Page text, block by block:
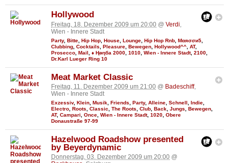
Hollywood
Freitag, 18. Dezember 2009 um 20:00 @ Verdi
Wien - Innere Stadt
Party, Bitte Hip Hop House Lounge Hip Hop Rnb Мαяσσи5
Clubbing Cocktails Pleasure Bewegen Hollywood^^ AT,
Prosecco Mail ♦ Ңөηба 2000 1010 Wien - Innere Stadt, 2100
Dr.Karl Lueger Ring 10
Meat Market Classic
Freitag, 11. Dezember 2009 um 21:00 @ Badeschiff,
Wien - Innere Stadt
Exzessiv, Klein Musik Friends Party, Alleine Schnell Indie
Electro Roots Classic The Roots Club Back Jungs Bewegen
AT, Campari Once Wien - Innere Stadt, 1020 Obere
Donaustraße 97-99
Hazelwood Roadshow presented
by Beyerdynamic
Donnerstag, 03. Dezember 2009 um 20:00 @